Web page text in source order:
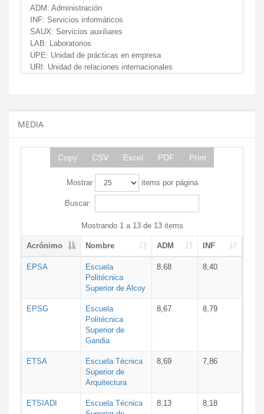
ADM: Administración
INF: Servicios informáticos
SAUX: Servicios auxiliares
LAB: Laboratorios
UPE: Unidad de prácticas en empresa
URI: Unidad de relaciones internacionales
MEDIA
Copy CSV Excel PDF Print
Mostrar items por página
Buscar:
Mostrando 1 a 13 de 13 items
Acrónimo Nombre ADM INF
EPSA
Escuela
Politécnica
Superior de Alcoy
8,68 8,40
EPSG
Escuela
Politécnica
Superior de
Gandia
8,67 8,79
ETSA
Escuela Técnica
Superior de
Arquitectura
8,69 7,86
ETSIADI
Escuela Técnica
8,13 8,18